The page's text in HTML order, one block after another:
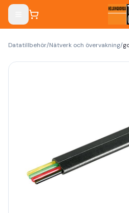
Datatillbehör/Nätverk och övervakning/